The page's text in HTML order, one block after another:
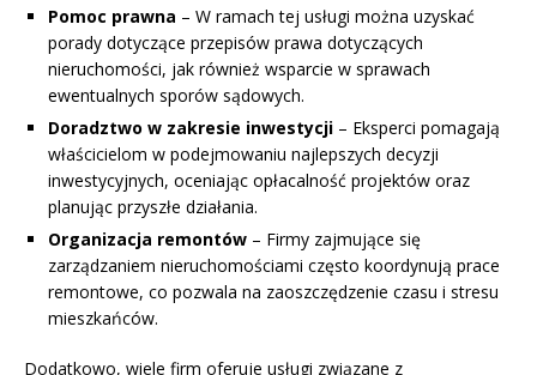
Pomoc prawna – W ramach tej usługi można uzyskać
porady dotyczące przepisów prawa dotyczących
nieruchomości, jak również wsparcie w sprawach
ewentualnych sporów sądowych.
Doradztwo w zakresie inwestycji – Eksperci pomagają
właścicielom w podejmowaniu najlepszych decyzji
inwestycyjnych, oceniając opłacalność projektów oraz
planując przyszłe działania.
Organizacja remontów – Firmy zajmujące się
zarządzaniem nieruchomościami często koordynują prace
remontowe, co pozwala na zaoszczędzenie czasu i stresu
mieszkańców.
Dodatkowo, wiele firm oferuje usługi związane z